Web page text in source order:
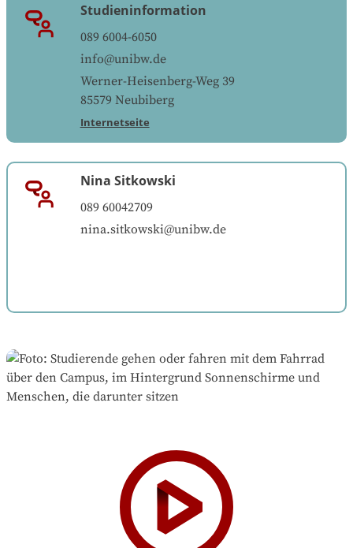
Studieninformation
089 6004-6050
info@unibw.de
Werner-Heisenberg-Weg 39
85579 Neubiberg
Internetseite
Nina Sitkowski
089 60042709
nina.sitkowski@unibw.de